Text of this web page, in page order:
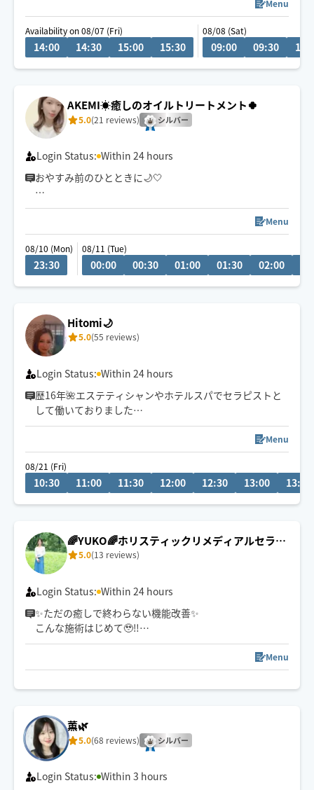
Menu
Availability on 08/07 (Fri)
14:00 14:30 15:00 15:30
08/08 (Sat)
09:00 09:30
AKEMI☀️癒しのオイルトリートメント🍀
5.0(21 reviews) シルバー
Login Status: Within 24 hours
おやすみ前のひとときに🌙🤍
ゆったりとした心地よい圧で、お身体をほぐしながら心
オイル・もみほぐし・ヘッド・ストレッチを組み合わ
せ、お身体に合わせたオーダーメイドのケアを🌿
Menu
08/10 (Mon)
23:30
08/11 (Tue)
00:00 00:30 01:00 01:30 02:00
Hitomi🌙
5.0(55 reviews)
Login Status: Within 24 hours
歴16年🌺エステティシャンやホテルスパでセラピストと
して働いておりました
リラクゼーションから疲労回復までお任せください🕊️
※スケジュールが✖️の場合でも事前にお問い合わせいただ
ければ予約可能な場合もございます。お気軽にメッセー
ざいます。
Menu
08/21 (Fri)
10:30 11:00 11:30 12:00 12:30 13:00 13:30
🌈YUKO🌈ホリスティックリメディアルセラピ
ー🌼
5.0(13 reviews)
Login Status: Within 24 hours
✨ただの癒しで終わらない機能改善✨
こんな施術はじめて🥹‼️
どこへ行っても
私と会ってください✨
長年セラピストとして多くの方と向き合い
心までゆるむ時間」を
大切にしています💓
ガチガチ、もやもやが
じんわり解ける✨
深く効き、痛みも辛さも芯から緩まり
Menu
薫🌿
5.0(68 reviews) シルバー
Login Status: Within 3 hours